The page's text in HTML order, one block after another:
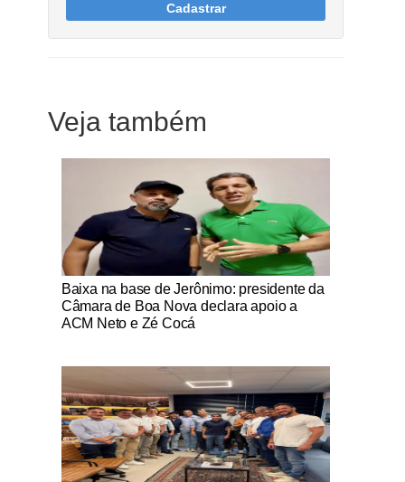
Cadastrar
Veja também
Notícias Católicas
Baixa na base de Jerônimo: presidente da
Câmara de Boa Nova declara apoio a
ACM Neto e Zé Cocá